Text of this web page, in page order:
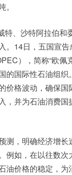
、沙特阿拉伯和
。14日，五国宣
），简称“欧佩
的国际性石油组
价格波动，确保
，并为石油消费
测，明确经济增
例如，在以往数
油价格的稳定，